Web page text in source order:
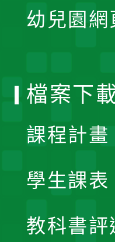
幼兒園網
檔案下
課程計畫
學生課表
教科書評